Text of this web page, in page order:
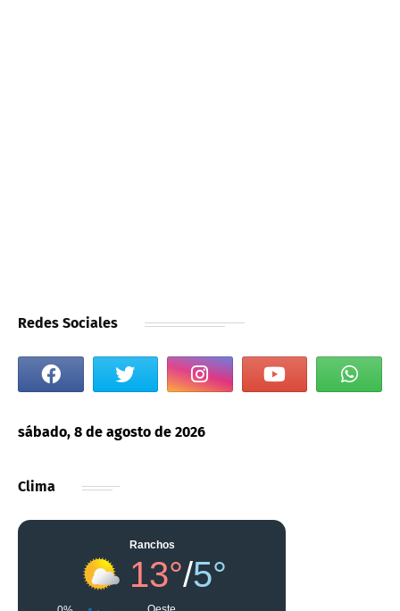
Redes Sociales
sábado, 8 de agosto de 2026
Clima